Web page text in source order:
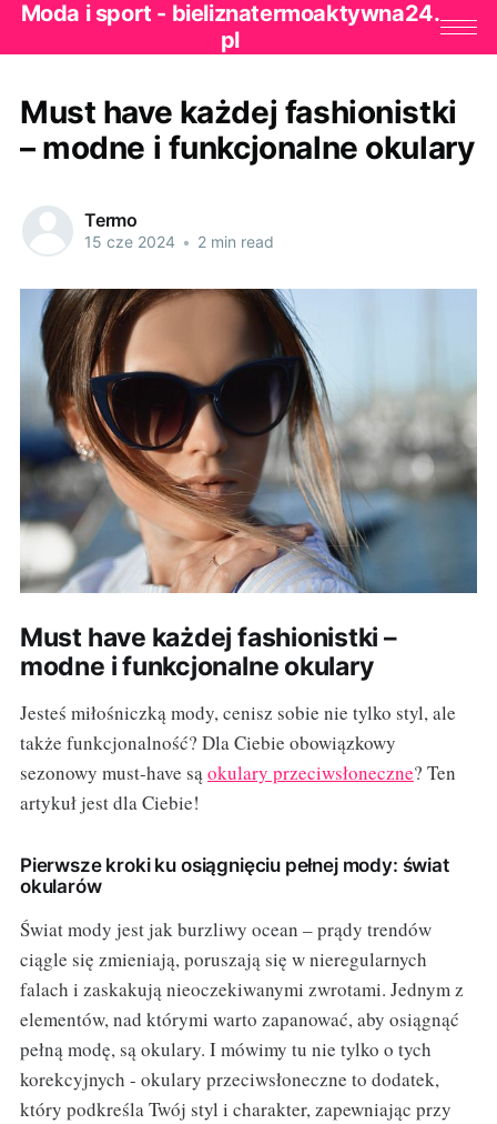
Moda i sport - bieliznatermoaktywna24.
pl
Must have każdej fashionistki
– modne i funkcjonalne okulary
Termo
15 cze 2024 • 2 min read
Must have każdej fashionistki –
modne i funkcjonalne okulary
Jesteś miłośniczką mody, cenisz sobie nie tylko styl, ale
także funkcjonalność? Dla Ciebie obowiązkowy
sezonowy must-have sąokulary przeciwsłoneczne? Ten
artykuł jest dla Ciebie!
Pierwsze kroki ku osiągnięciu pełnej mody: świat
okularów
Świat mody jest jak burzliwy ocean – prądy trendów
ciągle się zmieniają, poruszają się w nieregularnych
falach i zaskakują nieoczekiwanymi zwrotami. Jednym z
elementów, nad którymi warto zapanować, aby osiągnąć
pełną modę, są okulary. I mówimy tu nie tylko o tych
korekcyjnych - okulary przeciwsłoneczne to dodatek,
który podkreśla Twój styl i charakter, zapewniając przy